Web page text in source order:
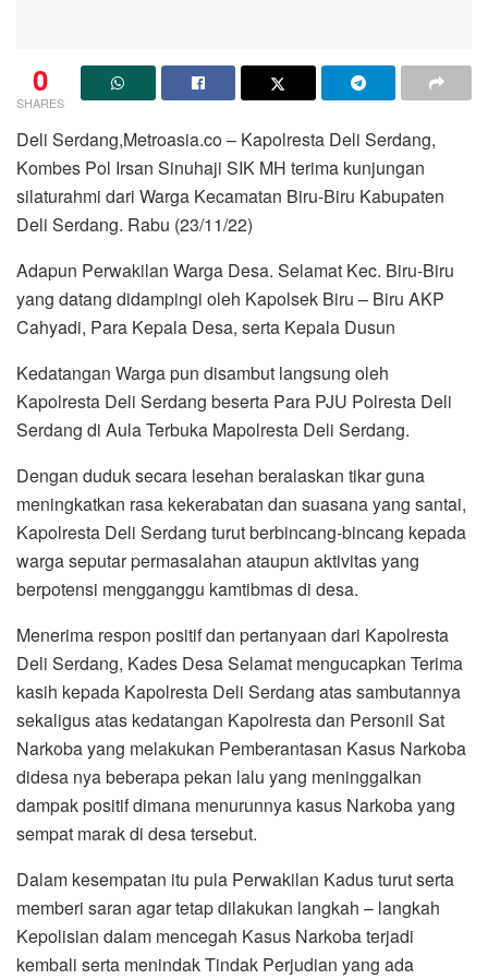
0
SHARES
Deli Serdang,Metroasia.co – Kapolresta Deli Serdang,
Kombes Pol Irsan Sinuhaji SIK MH terima kunjungan
silaturahmi dari Warga Kecamatan Biru-Biru Kabupaten
Deli Serdang. Rabu (23/11/22)
Adapun Perwakilan Warga Desa. Selamat Kec. Biru-Biru
yang datang didampingi oleh Kapolsek Biru – Biru AKP
Cahyadi, Para Kepala Desa, serta Kepala Dusun
Kedatangan Warga pun disambut langsung oleh
Kapolresta Deli Serdang beserta Para PJU Polresta Deli
Serdang di Aula Terbuka Mapolresta Deli Serdang.
Dengan duduk secara lesehan beralaskan tikar guna
meningkatkan rasa kekerabatan dan suasana yang santai,
Kapolresta Deli Serdang turut berbincang-bincang kepada
warga seputar permasalahan ataupun aktivitas yang
berpotensi mengganggu kamtibmas di desa.
Menerima respon positif dan pertanyaan dari Kapolresta
Deli Serdang, Kades Desa Selamat mengucapkan Terima
kasih kepada Kapolresta Deli Serdang atas sambutannya
sekaligus atas kedatangan Kapolresta dan Personil Sat
Narkoba yang melakukan Pemberantasan Kasus Narkoba
didesa nya beberapa pekan lalu yang meninggalkan
dampak positif dimana menurunnya kasus Narkoba yang
sempat marak di desa tersebut.
Dalam kesempatan itu pula Perwakilan Kadus turut serta
memberi saran agar tetap dilakukan langkah – langkah
Kepolisian dalam mencegah Kasus Narkoba terjadi
kembali serta menindak Tindak Perjudian yang ada